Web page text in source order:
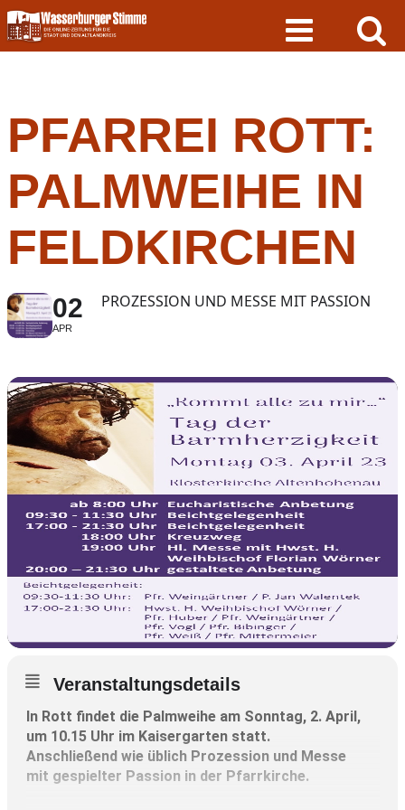
Skip
to
content
PFARREI ROTT:
PALMWEIHE IN
FELDKIRCHEN
02
APR
PROZESSION UND MESSE MIT PASSION
Veranstaltungsdetails
In Rott findet die Palmweihe am Sonntag, 2. April,
um 10.15 Uhr im Kaisergarten statt.
Anschließend wie üblich Prozession und Messe
mit gespielter Passion in der Pfarrkirche.